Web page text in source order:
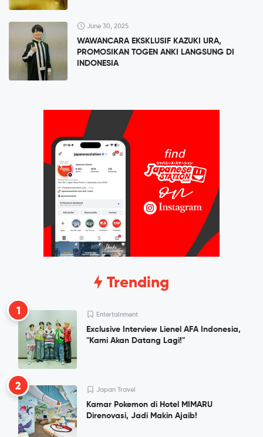
June 30, 2025
WAWANCARA EKSKLUSIF KAZUKI URA,
PROMOSIKAN TOGEN ANKI LANGSUNG DI
INDONESIA
Trending
1 Entertainment
Exclusive Interview Lienel AFA Indonesia,
"Kami Akan Datang Lagi!"
2 Japan Travel
Kamar Pokemon di Hotel MIMARU
Direnovasi, Jadi Makin Ajaib!